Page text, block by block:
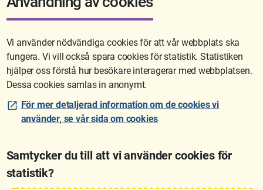
Sidan uppdaterades senast: 2026-06-10 12:58
Vi använder nödvändiga cookies för att vår webbplats ska
fungera. Vi vill också spara cookies för statistik. Statistiken
hjälper oss förstå hur besökare interagerar med webbplatsen.
Dessa cookies samlas in anonymt.
För mer detaljerad information om de cookies vi
använder, se vår sida om cookies
Samtycker du till att vi använder cookies för
statistik?
Lantmäteriet är den myndighet som kartlägger Sverige. Till våra